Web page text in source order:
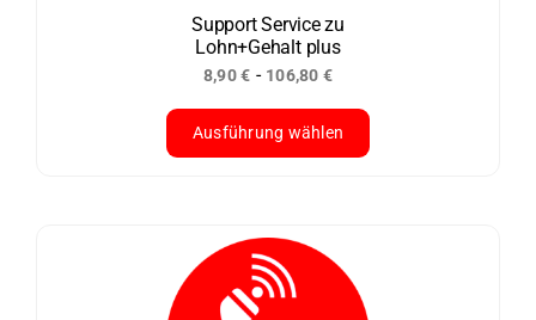
Produktseite
gewählt
werden
Support Service zu
Lohn+Gehalt plus
8,90€ - 106,80 €
Ausführung wählen
mehrere
Varianten